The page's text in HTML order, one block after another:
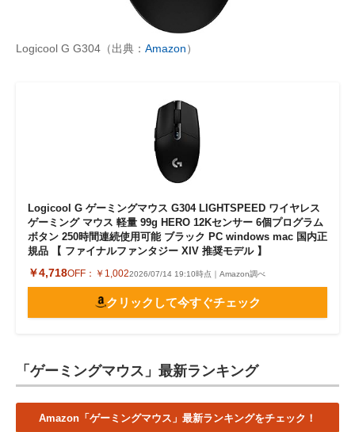
Logicool G G304（出典： Amazon）
Logicool G ゲーミングマウス G304 LIGHTSPEED ワイヤレス
ゲーミング マウス 軽量 99g HERO 12Kセンサー 6個プログラム
ボタン 250時間連続使用可能 ブラック PC windows mac 国内正
規品 【 ファイナルファンタジー XIV 推奨モデル 】
￥4,718OFF： ￥1,0022026/07/14 19:10時点｜Amazon調べ
クリックして今すぐチェック
「ゲーミングマウス」最新ランキング
Amazon「ゲーミングマウス」最新ランキングをチェック！